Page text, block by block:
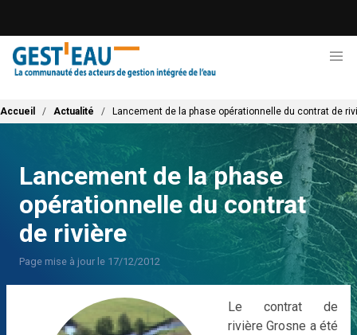
contenu
principal
Fil d'Ariane
Accueil Actualité Lancement de la phase opérationnelle du contrat de
Lancement de la phase
opérationnelle du contrat
de rivière
Page mise à jour le 17/12/2012
Le contrat de
rivière Grosne a été